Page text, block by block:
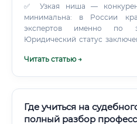
✅ Узкая ниша —
минимальна: в России
экспертов именно по
Юридический статус
Читать статью →
Где учиться на
полный разбор